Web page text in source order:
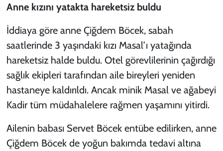
Anne kızını yatakta hareketsiz buldu
İddiaya göre anne Çiğdem Böcek, sabah
saatlerinde 3 yaşındaki kızı Masal’ı yatağında
hareketsiz halde buldu. Otel görevlilerinin çağırdığı
sağlık ekipleri tarafından aile bireyleri yeniden
hastaneye kaldırıldı. Ancak minik Masal ve ağabeyi
Kadir tüm müdahalelere rağmen yaşamını yitirdi.
Ailenin babası Servet Böcek entübe edilirken, anne
Çiğdem Böcek de yoğun bakımda tedavi altına